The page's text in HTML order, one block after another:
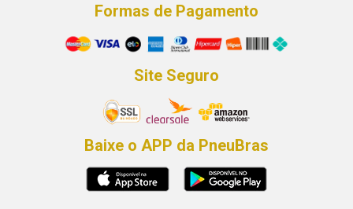
Formas de Pagamento
Site Seguro
Baixe o APP da PneuBras